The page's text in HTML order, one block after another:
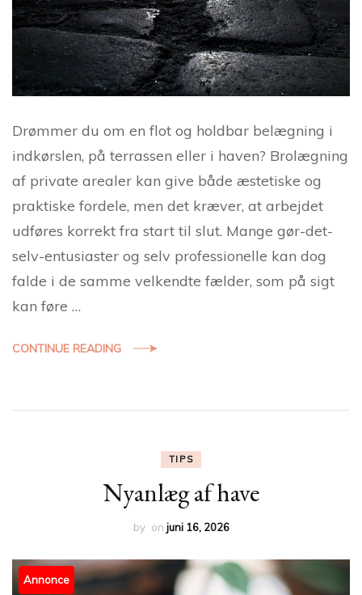
Drømmer du om en flot og holdbar belægning i
indkørslen, på terrassen eller i haven? Brolægning
af private arealer kan give både æstetiske og
praktiske fordele, men det kræver, at arbejdet
udføres korrekt fra start til slut. Mange gør-det-
selv-entusiaster og selv professionelle kan dog
falde i de samme velkendte fælder, som på sigt
kan føre …
CONTINUE READING
TIPS
Nyanlæg af have
by on juni 16, 2026
Annonce